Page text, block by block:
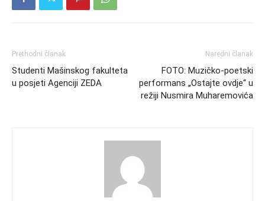
Prethodni članak
Studenti Mašinskog fakulteta
u posjeti Agenciji ZEDA
Naredni članak
FOTO: Muzičko-poetski
performans „Ostajte ovdje“ u
režiji Nusmira Muharemovića